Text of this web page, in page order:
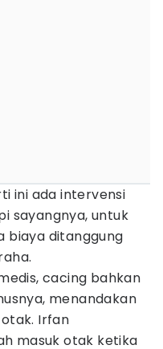
ini ada intervensi
sayangnya, untuk
biaya ditanggung
cacing bahkan
menandakan
Irfan
masuk otak ketika